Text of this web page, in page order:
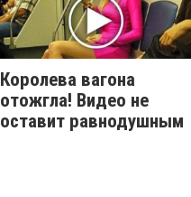
Королева вагона
отожгла! Видео не
оставит равнодушным